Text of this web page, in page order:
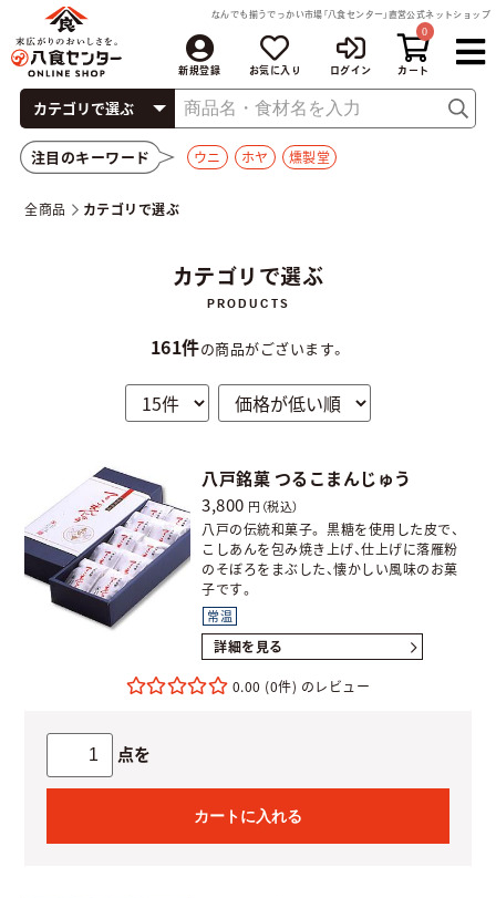
なんでも揃うでっかい市場「八食センター」直営公式ネットショップ
新規登録 お気に入り ログイン
0
注目のキーワード ウニ ホヤ 燻製堂
全商品 カテゴリで選ぶ
カテゴリで選ぶ
161件の商品がございます。
八戸銘菓 つるこまんじゅう
3,800 円（税込）
八戸の伝統和菓子。 黒糖を使用した皮で、
こしあんを包み焼き上げ、仕上げに落雁粉
のそぼろをまぶした、懐かしい風味のお菓
子です。
常温
詳細を見る
0.00 (0件)
点を
カートに入れる